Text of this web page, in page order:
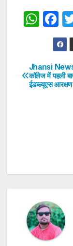
W
s
A
F
a
c
e
b
Post
Jhansi
कॉलेज में पहली
ईडब्ल्यूएस आरक्षण